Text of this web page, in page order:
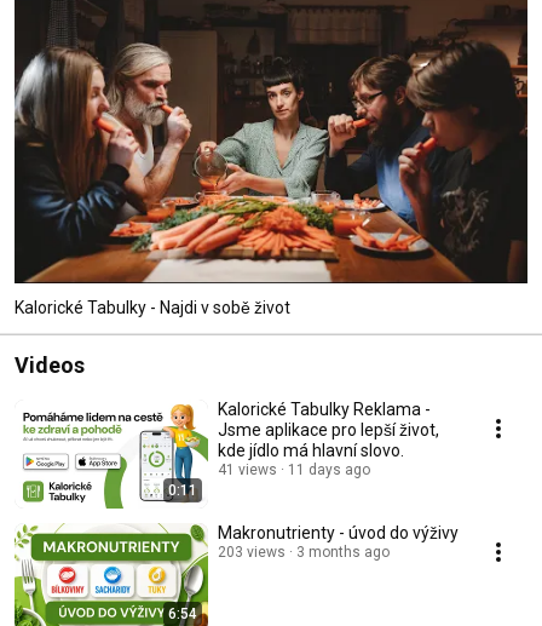
Kalorické Tabulky - Najdi v sobě život
Videos
0:11
Kalorické Tabulky Reklama -
Jsme aplikace pro lepší život,
kde jídlo má hlavní slovo.
41 views 11 days ago
6:54
Makronutrienty - úvod do výživy
203 views 3 months ago